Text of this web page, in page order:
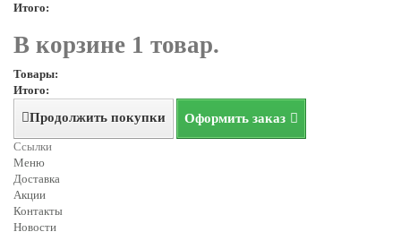
Итого:
В корзине 1 товар.
Товары:
Итого:
Продолжить покупки Оформить заказ
Ссылки
Меню
Доставка
Акции
Контакты
Новости